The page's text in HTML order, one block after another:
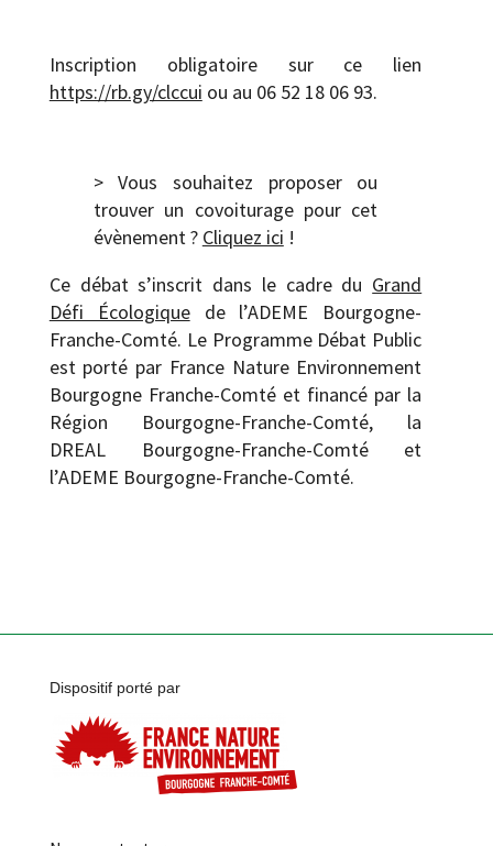
Inscription obligatoire sur ce lien
https://rb.gy/clccui ou au 06 52 18 06 93.
> Vous souhaitez proposer ou
trouver un covoiturage pour cet
évènement ? Cliquez ici !
Ce débat s’inscrit dans le cadre du Grand
Défi Écologiquede l’ADEME Bourgogne-
Franche-Comté. Le Programme Débat Public
est porté par France Nature Environnement
Bourgogne Franche-Comté et financé par la
Région Bourgogne-Franche-Comté, la
DREAL Bourgogne-Franche-Comté et
l’ADEME Bourgogne-Franche-Comté.
Dispositif porté par